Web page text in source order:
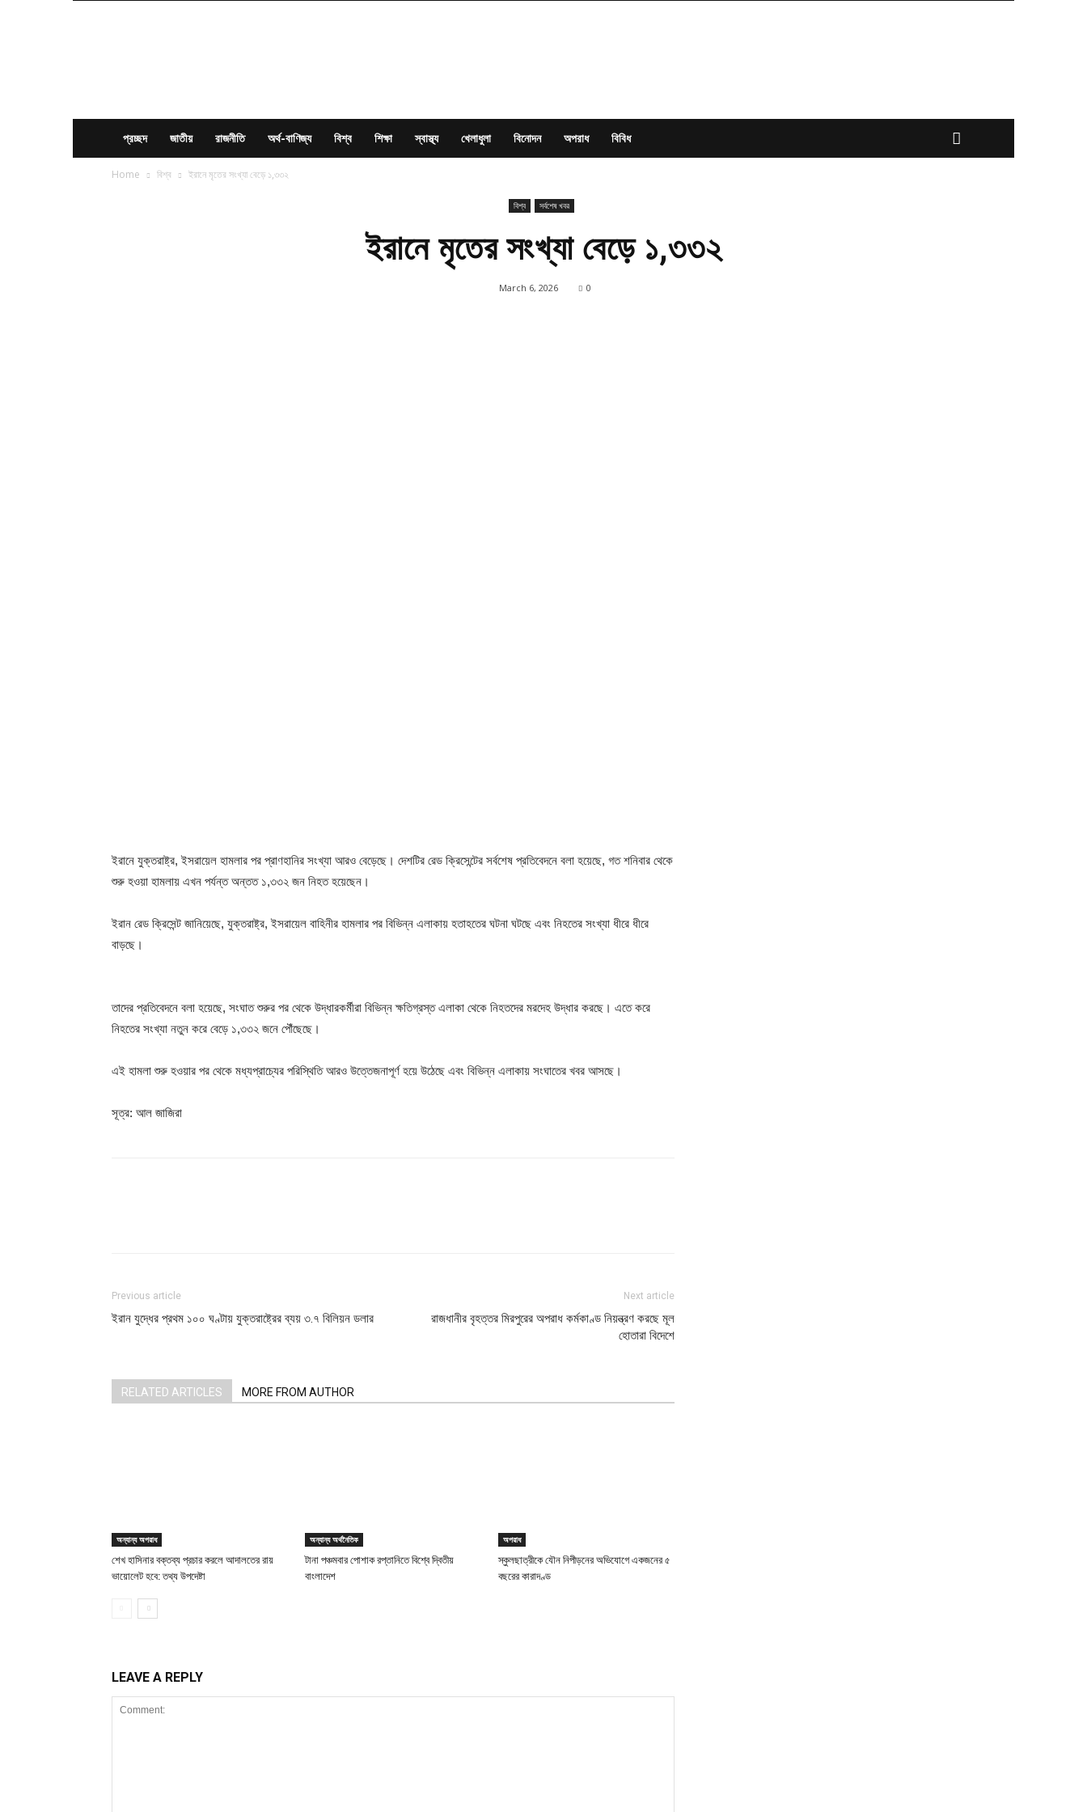
প্রচ্ছদ জাতীয় রাজনীতি অর্থ-বাণিজ্য বিশ্ব শিক্ষা স্বাস্থ্য খেলাধুলা বিনোদন অপরাধ বিবিধ
Home বিশ্ব ইরানে মৃতের সংখ্যা বেড়ে ১,৩৩২
বিশ্ব সর্বশেষ খবর
ইরানে মৃতের সংখ্যা বেড়ে ১,৩৩২
March 6, 2026 0
ইরানে যুক্তরাষ্ট্র, ইসরায়েল হামলার পর প্রাণহানির সংখ্যা আরও বেড়েছে। দেশটির রেড ক্রিসেন্টের সর্বশেষ প্রতিবেদনে বলা হয়েছে, গত শনিবার থেকে
শুরু হওয়া হামলায় এখন পর্যন্ত অন্তত ১,৩৩২ জন নিহত হয়েছেন।
ইরান রেড ক্রিসেন্ট জানিয়েছে, যুক্তরাষ্ট্র, ইসরায়েল বাহিনীর হামলার পর বিভিন্ন এলাকায় হতাহতের ঘটনা ঘটছে এবং নিহতের সংখ্যা ধীরে ধীরে
বাড়ছে।
তাদের প্রতিবেদনে বলা হয়েছে, সংঘাত শুরুর পর থেকে উদ্ধারকর্মীরা বিভিন্ন ক্ষতিগ্রস্ত এলাকা থেকে নিহতদের মরদেহ উদ্ধার করছে। এতে করে
নিহতের সংখ্যা নতুন করে বেড়ে ১,৩৩২ জনে পৌঁছেছে।
এই হামলা শুরু হওয়ার পর থেকে মধ্যপ্রাচ্যের পরিস্থিতি আরও উত্তেজনাপূর্ণ হয়ে উঠেছে এবং বিভিন্ন এলাকায় সংঘাতের খবর আসছে।
সূত্র: আল জাজিরা
Previous article
ইরান যুদ্ধের প্রথম ১০০ ঘণ্টায় যুক্তরাষ্ট্রের ব্যয় ৩.৭ বিলিয়ন ডলার
Next article
রাজধানীর বৃহত্তর মিরপুরের অপরাধ কর্মকাণ্ড নিয়ন্ত্রণ করছে মূল
হোতারা বিদেশে
RELATED ARTICLES MORE FROM AUTHOR
অন্যান্য অপরাধ
শেখ হাসিনার বক্তব্য প্রচার করলে আদালতের রায়
ভায়োলেট হবে: তথ্য উপদেষ্টা
অন্যান্য অর্থনৈতিক
টানা পঞ্চমবার পোশাক রপ্তানিতে বিশ্বে দ্বিতীয়
বাংলাদেশ
অপরাধ
স্কুলছাত্রীকে যৌন নিপীড়নের অভিযোগে একজনের ৫
বছরের কারাদণ্ড
LEAVE A REPLY